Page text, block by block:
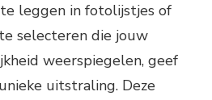
leggen in fotolijstjes of
selecteren die jouw
weerspiegelen, geef
uitstraling. Deze